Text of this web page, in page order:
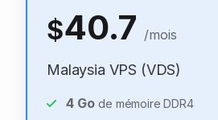
$40.7 /mois
Malaysia VPS (VDS)
4Go de mémoire DDR4